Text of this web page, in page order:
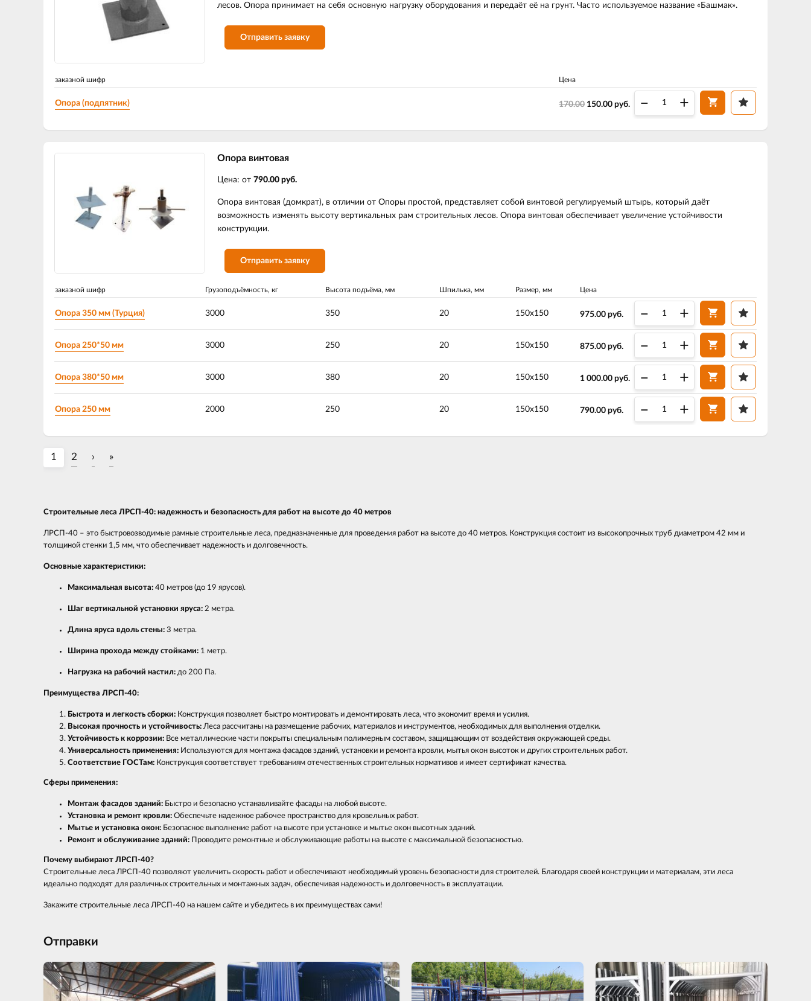
лесов. Опора принимает на себя основную нагрузку оборудования и передаёт её на грунт. Часто используемое название «Башмак».
Отправить заявку
заказной шифр Цена
Опора (подпятник) 170.00 150.00 руб. – +
Опора винтовая
Цена: от 790.00 руб.
Опора винтовая (домкрат), в отличии от Опоры простой, представляет собой винтовой регулируемый штырь, который даёт
возможность изменять высоту вертикальных рам строительных лесов. Опора винтовая обеспечивает увеличение устойчивости
конструкции.
Отправить заявку
заказной шифр Грузоподъёмность, кг Высота подъёма, мм Шпилька, мм Размер, мм Цена
Опора 350 мм (Турция) 3000 350 20 150х150 975.00 руб. – +
Опора 250*50 мм 3000 250 20 150х150 875.00 руб. – +
Опора 380*50 мм 3000 380 20 150х150 1 000.00 руб. – +
Опора 250 мм 2000 250 20 150х150 790.00 руб. – +
1 2 › »
Строительные леса ЛРСП-40: надежность и безопасность для работ на высоте до 40 метров
ЛРСП-40 – это быстровозводимые рамные строительные леса, предназначенные для проведения работ на высоте до 40 метров. Конструкция состоит из высокопрочных труб диаметром 42 мм и
толщиной стенки 1,5 мм, что обеспечивает надежность и долговечность.
Основные характеристики:
Максимальная высота: 40 метров (до 19 ярусов).
Шаг вертикальной установки яруса: 2 метра.
Длина яруса вдоль стены: 3 метра.
Ширина прохода между стойками: 1 метр.
Нагрузка на рабочий настил: до 200 Па.
Преимущества ЛРСП-40:
Быстрота и легкость сборки: Конструкция позволяет быстро монтировать и демонтировать леса, что экономит время и усилия.
Высокая прочность и устойчивость: Леса рассчитаны на размещение рабочих, материалов и инструментов, необходимых для выполнения отделки.
Устойчивость к коррозии: Все металлические части покрыты специальным полимерным составом, защищающим от воздействия окружающей среды.
Универсальность применения: Используются для монтажа фасадов зданий, установки и ремонта кровли, мытья окон высоток и других строительных работ.
Соответствие ГОСТам: Конструкция соответствует требованиям отечественных строительных нормативов и имеет сертификат качества.
Сферы применения:
Монтаж фасадов зданий: Быстро и безопасно устанавливайте фасады на любой высоте.
Установка и ремонт кровли: Обеспечьте надежное рабочее пространство для кровельных работ.
Мытье и установка окон: Безопасное выполнение работ на высоте при установке и мытье окон высотных зданий.
Ремонт и обслуживание зданий: Проводите ремонтные и обслуживающие работы на высоте с максимальной безопасностью.
Почему выбирают ЛРСП-40?
Строительные леса ЛРСП-40 позволяют увеличить скорость работ и обеспечивают необходимый уровень безопасности для строителей. Благодаря своей конструкции и материалам, эти леса
идеально подходят для различных строительных и монтажных задач, обеспечивая надежность и долговечность в эксплуатации.
Закажите строительные леса ЛРСП-40 на нашем сайте и убедитесь в их преимуществах сами!
Отправки